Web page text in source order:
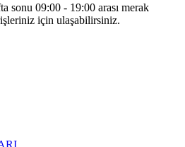
sonu 09:00 - 19:00 arası merak
için ulaşabilirsiniz.